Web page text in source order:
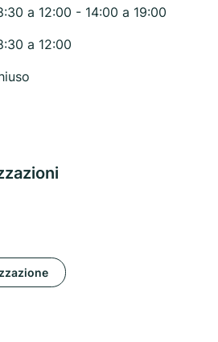
a 12:00 - 14:00 a 19:00
a 12:00